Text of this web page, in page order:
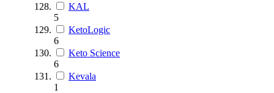
KAL
5
KetoLogic
6
Keto Science
6
Kevala
1